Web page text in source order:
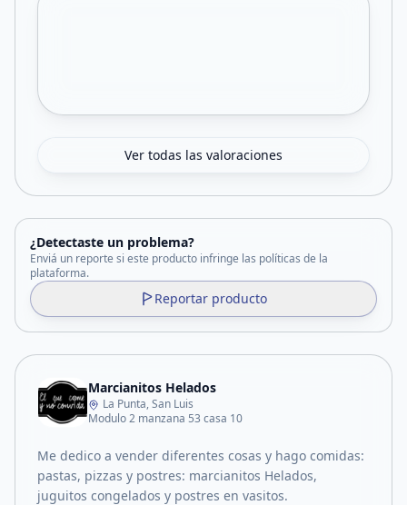
Ver todas las valoraciones
¿Detectaste un problema?
Enviá un reporte si este producto infringe las políticas de la
plataforma.
Reportar producto
Marcianitos Helados
La Punta, San Luis
Modulo 2 manzana 53 casa 10
Me dedico a vender diferentes cosas y hago comidas:
pastas, pizzas y postres: marcianitos Helados,
juguitos congelados y postres en vasitos.